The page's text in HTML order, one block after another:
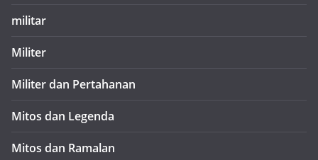
militar
Militer
Militer dan Pertahanan
Mitos dan Legenda
Mitos dan Ramalan